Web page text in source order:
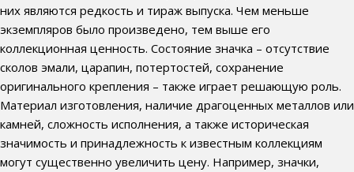
них являются редкость и тираж выпуска. Чем меньше
экземпляров было произведено, тем выше его
коллекционная ценность. Состояние значка – отсутствие
сколов эмали, царапин, потертостей, сохранение
оригинального крепления – также играет решающую роль.
Материал изготовления, наличие драгоценных металлов или
камней, сложность исполнения, а также историческая
значимость и принадлежность к известным коллекциям
могут существенно увеличить цену. Например, значки,